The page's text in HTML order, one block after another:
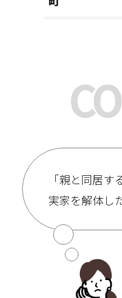
「親と同居す
実家を解体し